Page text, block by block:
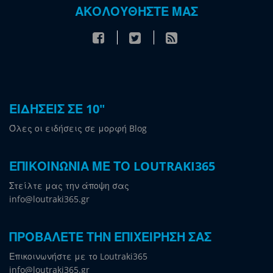
ΑΚΟΛΟΥΘΗΣΤΕ ΜΑΣ
ΕΙΔΗΣΕΙΣ ΣΕ 10"
Όλες οι ειδήσεις σε μορφή Blog
ΕΠΙΚΟΙΝΩΝΙΑ ΜΕ ΤΟ LOUTRAKI365
Στείλτε μας την άποψη σας
info@loutraki365.gr
ΠΡΟΒΑΛΕΤΕ ΤΗΝ ΕΠΙΧΕΙΡΗΣΗ ΣΑΣ
Επικοινωνήστε με το Loutraki365
info@loutraki365.gr